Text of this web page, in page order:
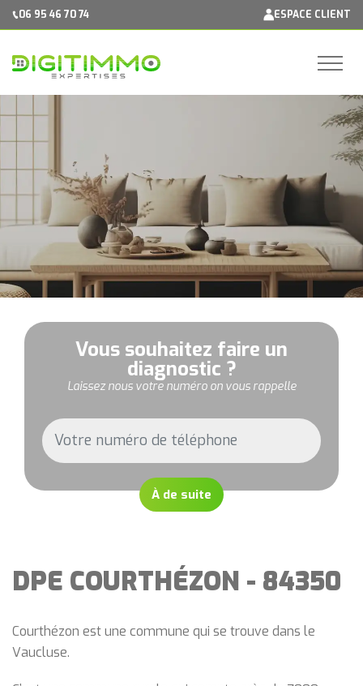
06 95 46 70 74 ESPACE CLIENT
Vous souhaitez faire un
diagnostic ?
Laissez nous votre numéro on vous rappelle
À de suite
DPE COURTHÉZON - 84350
Courthézon est une commune qui se trouve dans le
Vaucluse.
Panneau de gestion des cookies